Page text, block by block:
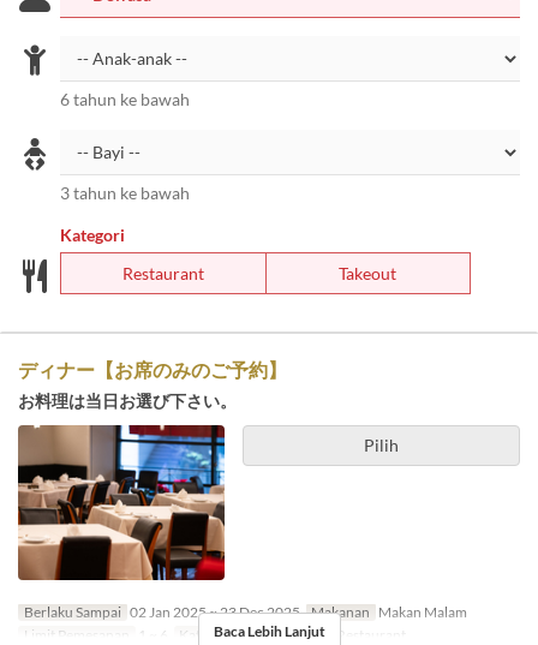
6 tahun ke bawah
3 tahun ke bawah
Kategori
Restaurant
Takeout
ディナー【お席のみのご予約】
お料理は当日お選び下さい。
Pilih
Berlaku Sampai 02 Jan 2025 ~ 23 Dec 2025 Makanan Makan Malam
Limit Pemesanan
1 ~ 6 Kategori Tempat Duduk Restaurant
Baca Lebih Lanjut